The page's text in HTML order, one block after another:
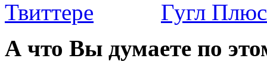
А что Вы думаете по